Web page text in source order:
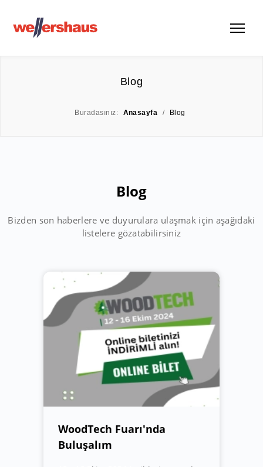
Blog
Buradasınız: Anasayfa / Blog
Blog
Bizden son haberlere ve duyurulara ulaşmak için aşağıdaki
listelere gözatabilirsiniz
WoodTech Fuarı'nda
Buluşalım